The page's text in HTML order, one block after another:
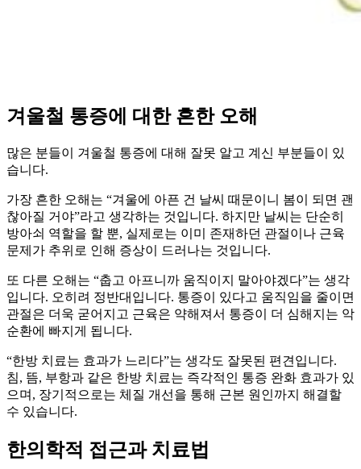
겨울철 통증에 대한 흔한 오해
많은 분들이 겨울철 통증에 대해 잘못 알고 계신 부분들이 있
습니다.
가장 흔한 오해는 “겨울에 아픈 건 날씨 때문이니 봄이 되면 괜
찮아질 거야”라고 생각하는 것입니다. 하지만 날씨는 단순히
방아쇠 역할을 할 뿐, 실제로는 이미 존재하던 관절이나 근육
문제가 추위로 인해 증상이 드러나는 것입니다.
또 다른 오해는 “춥고 아프니까 움직이지 말아야겠다”는 생각
입니다. 오히려 정반대입니다. 통증이 있다고 움직임을 줄이면
관절은 더욱 굳어지고 근육은 약해져서 통증이 더 심해지는 악
순환에 빠지게 됩니다.
“한방 치료는 효과가 느리다”는 생각도 잘못된 편견입니다.
침, 뜸, 부항과 같은 한방 치료는 즉각적인 통증 완화 효과가 있
으며, 장기적으로는 체질 개선을 통해 근본 원인까지 해결할
수 있습니다.
한의학적 접근과 치료법